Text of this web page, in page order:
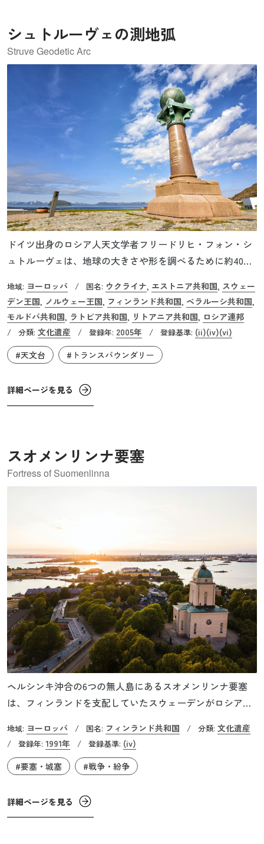
シュトルーヴェの測地弧
Struve Geodetic Arc
ドイツ出身のロシア人天文学者フリードリヒ・フォン・シ
ュトルーヴェは、地球の大きさや形を調べるために約40年
カ所を測定し、正確な子午線の長さを求めるための三角測
量を繰り返しました。世界遺産に登録されたのは265カ所の
うち34カ所です。この長期間にわたる測量により、地球が
わずかに楕円形であることと、その大きさが科学的に証明
されました。
地域: ヨーロッパ / 国名: ウクライナ エストニア共和国 スウェー
デン王国 ノルウェー王国 フィンランド共和国 ベラルーシ共和国
モルドバ共和国 ラトビア共和国 リトアニア共和国 ロシア連邦
/ 分類: 文化遺産 / 登録年: 2005年 / 登録基準: (ii)(iv)(vi)
#天文台
#トランスバウンダリー
詳細ページを見る
スオメンリンナ要塞
Fortress of Suomenlinna
ヘルシンキ沖合の6つの無人島にあるスオメンリンナ要塞
は、フィンランドを支配していたスウェーデンがロシアの
の要塞建築技術を駆使したスヴェアボリ (後にスオメンリ
ンナと改名)要塞は、総延長7.5kmにも及ぶ花こう岩の城壁
で囲まれていて、北ヨーロッパで最も大きな稜堡を持つも
路や、1万人もの兵士のパンを焼く施設などが整備されてい
ました。第二次世界大戦後に軍事使用が廃止され、現在は
地域: ヨーロッパ / 国名: フィンランド共和国 / 分類: 文化遺産
/ 登録年: 1991年 / 登録基準: (iv)
#要塞・城塞
#戦争・紛争
詳細ページを見る